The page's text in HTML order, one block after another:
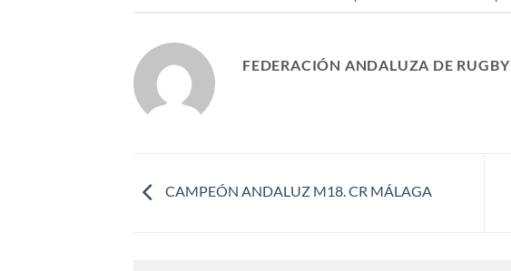
FEDERACIÓN ANDALUZA DE RUGBY
CAMPEÓN ANDALUZ M18. CR MÁLAGA